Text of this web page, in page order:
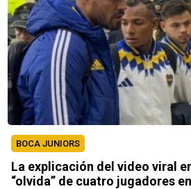
BOCA JUNIORS
La explicación del video viral
“olvida” de cuatro jugadores